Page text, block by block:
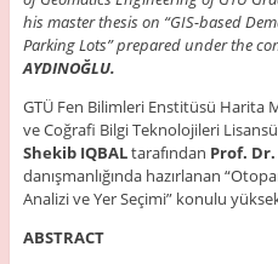
his master thesis on “GIS-based
Parking Lots” prepared under the
AYDINOĞLU.
GTÜ Fen Bilimleri Enstitüsü Harita
ve Coğrafi Bilgi Teknolojileri
Shekib IQBALtarafından Prof. Dr.
danışmanlığında hazırlanan
Analizi ve Yer Seçimi” konulu
ABSTRACT